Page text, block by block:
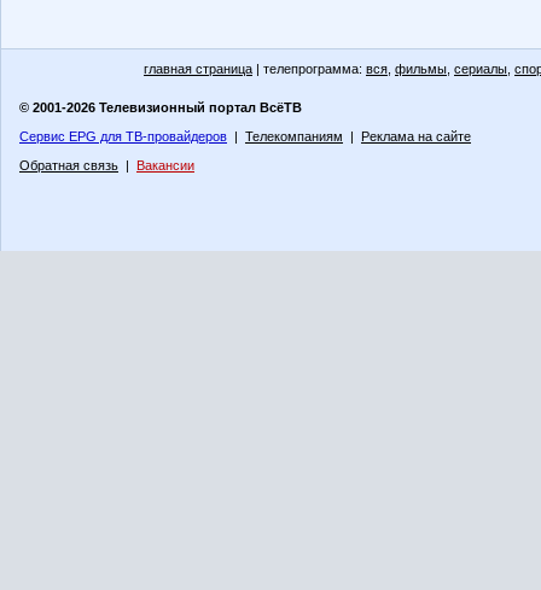
главная страница | телепрограмма: вся фильмы сериалы
© 2001-2026 Телевизионный портал ВсёТВ
Сервис EPG для ТВ-провайдеров | Телекомпаниям | Реклама на сайте
Обратная связь | Вакансии